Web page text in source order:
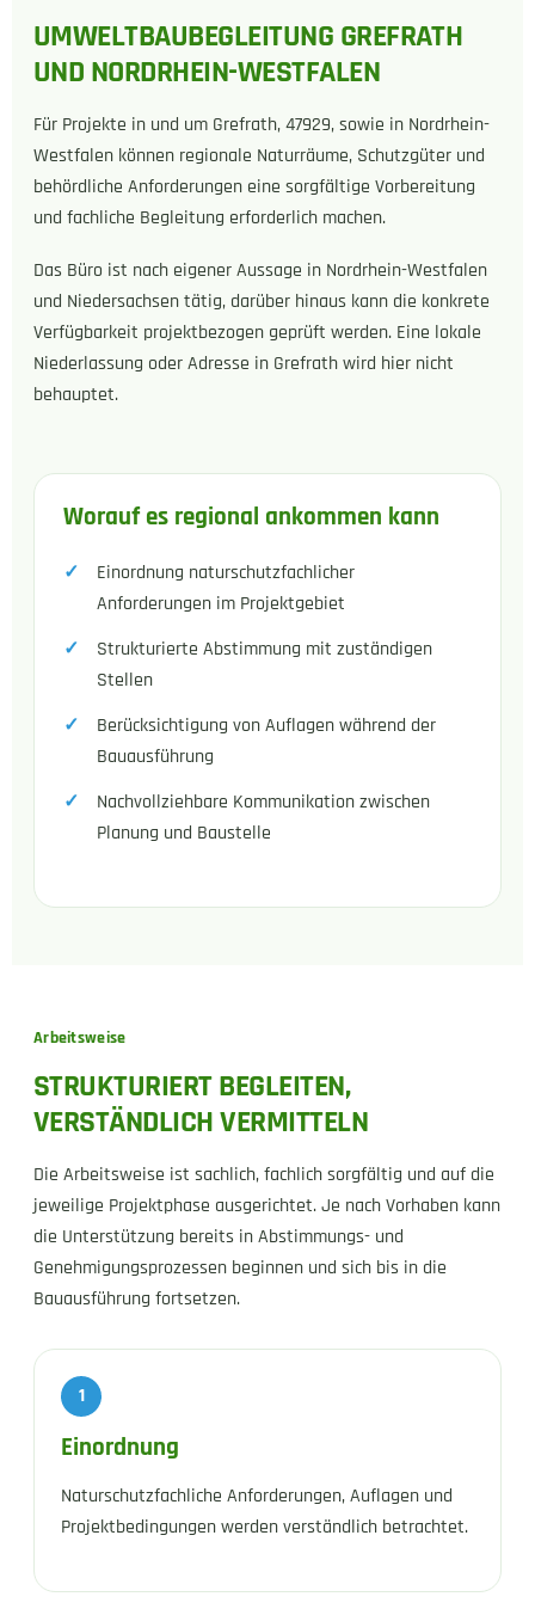
UMWELTBAUBEGLEITUNG GREFRATH
UND NORDRHEIN-WESTFALEN
Für Projekte in und um Grefrath, 47929, sowie in Nordrhein-
Westfalen können regionale Naturräume, Schutzgüter und
behördliche Anforderungen eine sorgfältige Vorbereitung
und fachliche Begleitung erforderlich machen.
Das Büro ist nach eigener Aussage in Nordrhein-Westfalen
und Niedersachsen tätig, darüber hinaus kann die konkrete
Verfügbarkeit projektbezogen geprüft werden. Eine lokale
Niederlassung oder Adresse in Grefrath wird hier nicht
behauptet.
Worauf es regional ankommen kann
Einordnung naturschutzfachlicher
Anforderungen im Projektgebiet
Strukturierte Abstimmung mit zuständigen
Stellen
Berücksichtigung von Auflagen während der
Bauausführung
Nachvollziehbare Kommunikation zwischen
Planung und Baustelle
Arbeitsweise
STRUKTURIERT BEGLEITEN,
VERSTÄNDLICH VERMITTELN
Die Arbeitsweise ist sachlich, fachlich sorgfältig und auf die
jeweilige Projektphase ausgerichtet. Je nach Vorhaben kann
die Unterstützung bereits in Abstimmungs- und
Genehmigungsprozessen beginnen und sich bis in die
Bauausführung fortsetzen.
1
Einordnung
Naturschutzfachliche Anforderungen, Auflagen und
Projektbedingungen werden verständlich betrachtet.